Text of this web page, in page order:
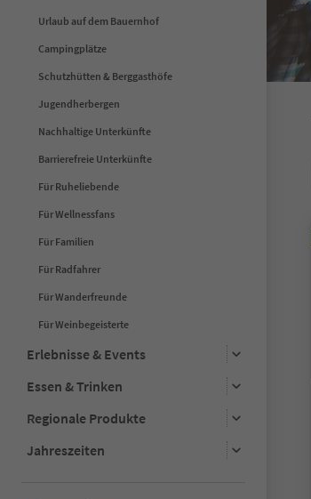
Urlaub auf dem Bauernhof
Campingplätze
Schutzhütten & Berggasthöfe
Jugendherbergen
Nachhaltige Unterkünfte
Barrierefreie Unterkünfte
Für Ruheliebende
Für Wellnessfans
Für Familien
Für Radfahrer
Für Wanderfreunde
Für Weinbegeisterte
Erlebnisse & Events
Essen & Trinken
Regionale Produkte
Jahreszeiten